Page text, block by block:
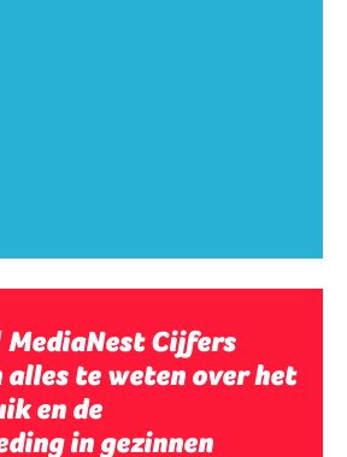
MediaNest Cijfers
alles te weten over het
en de
in gezinnen